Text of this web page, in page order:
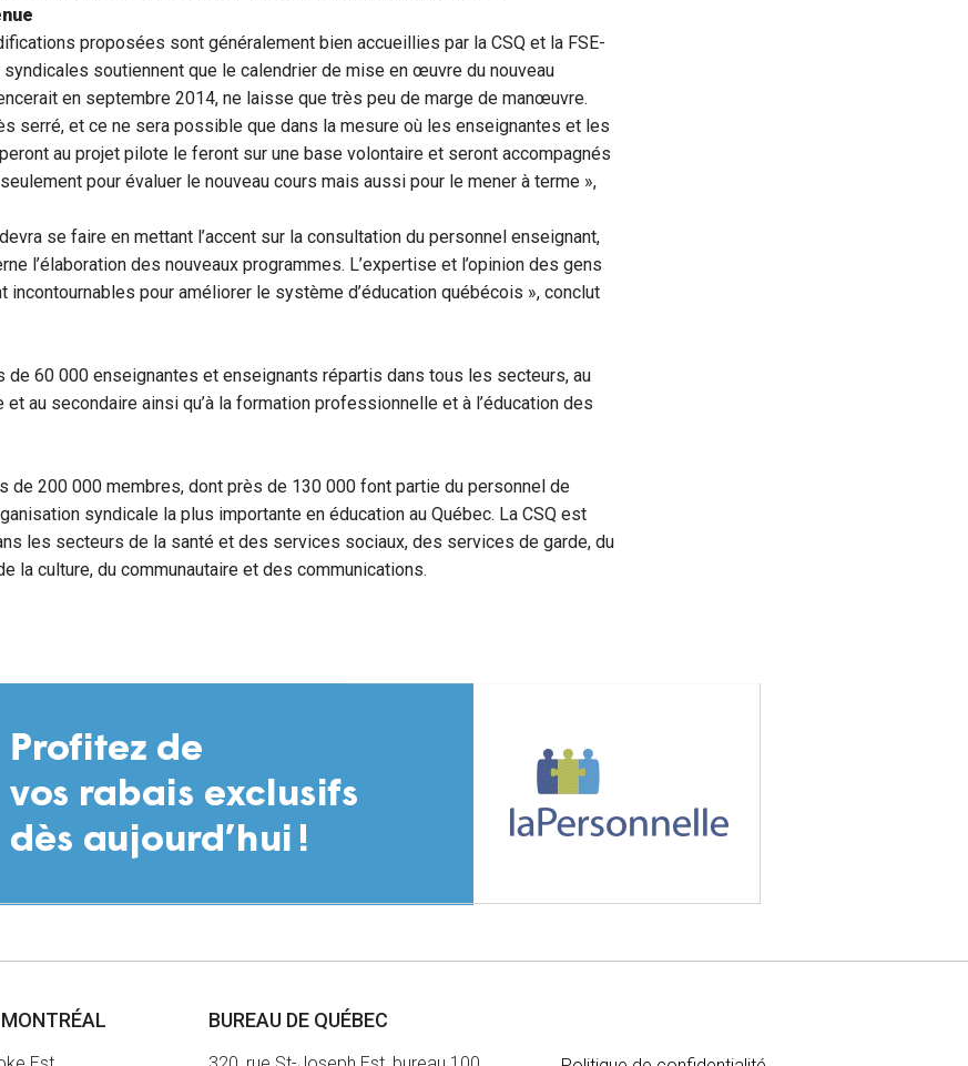
proposées sont généralement bien accueillies par la CSQ et la FSE-
soutiennent que le calendrier de mise en œuvre du nouveau
en septembre 2014, ne laisse que très peu de marge de manœuvre.
serré, et ce ne sera possible que dans la mesure où les enseignantes et les
au projet pilote le feront sur une base volontaire et seront accompagnés
pour évaluer le nouveau cours mais aussi pour le mener à terme »,
se faire en mettant l’accent sur la consultation du personnel enseignant,
l’élaboration des nouveaux programmes. L’expertise et l’opinion des gens
incontournables pour améliorer le système d’éducation québécois », conclut
de 60 000 enseignantes et enseignants répartis dans tous les secteurs, au
et au secondaire ainsi qu’à la formation professionnelle et à l’éducation des
de 200 000 membres, dont près de 130 000 font partie du personnel de
syndicale la plus importante en éducation au Québec. La CSQ est
les secteurs de la santé et des services sociaux, des services de garde, du
la culture, du communautaire et des communications.
BUREAU DE QUÉBEC